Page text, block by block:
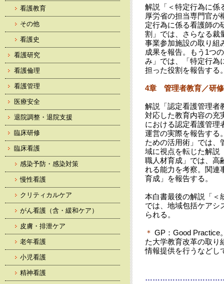
解説「＜特定行為に係
厚労省の担当専門官が
定行為に係る看護師の
割」では、さらなる裁
事業参加施設の取り組
成果を報告。もう1つ
み」では、「特定行為
担った役割を報告する
4章 管理者教育／研
解説「認定看護管理者
対応した教育内容の充
における認定看護管理
運営の実際を報告する
ための活用術」では、
域に視点を転じた解説
職人材育成」では、高
れる能力を考察。関連
育成」を報告する。
本白書最後の解説「＜
では、地域包括ケアシ
られる。
＊ GP：Good Practice
た大学教育改革の取り
情報提供を行うなどし
看護教育
その他
看護史
看護研究
看護倫理
看護管理
医療安全
退院調整・退院支援
臨床研修
臨床看護
感染予防・感染対策
慢性看護
クリティカルケア
がん看護（含・緩和ケア）
皮膚・排泄ケア
老年看護
小児看護
精神看護